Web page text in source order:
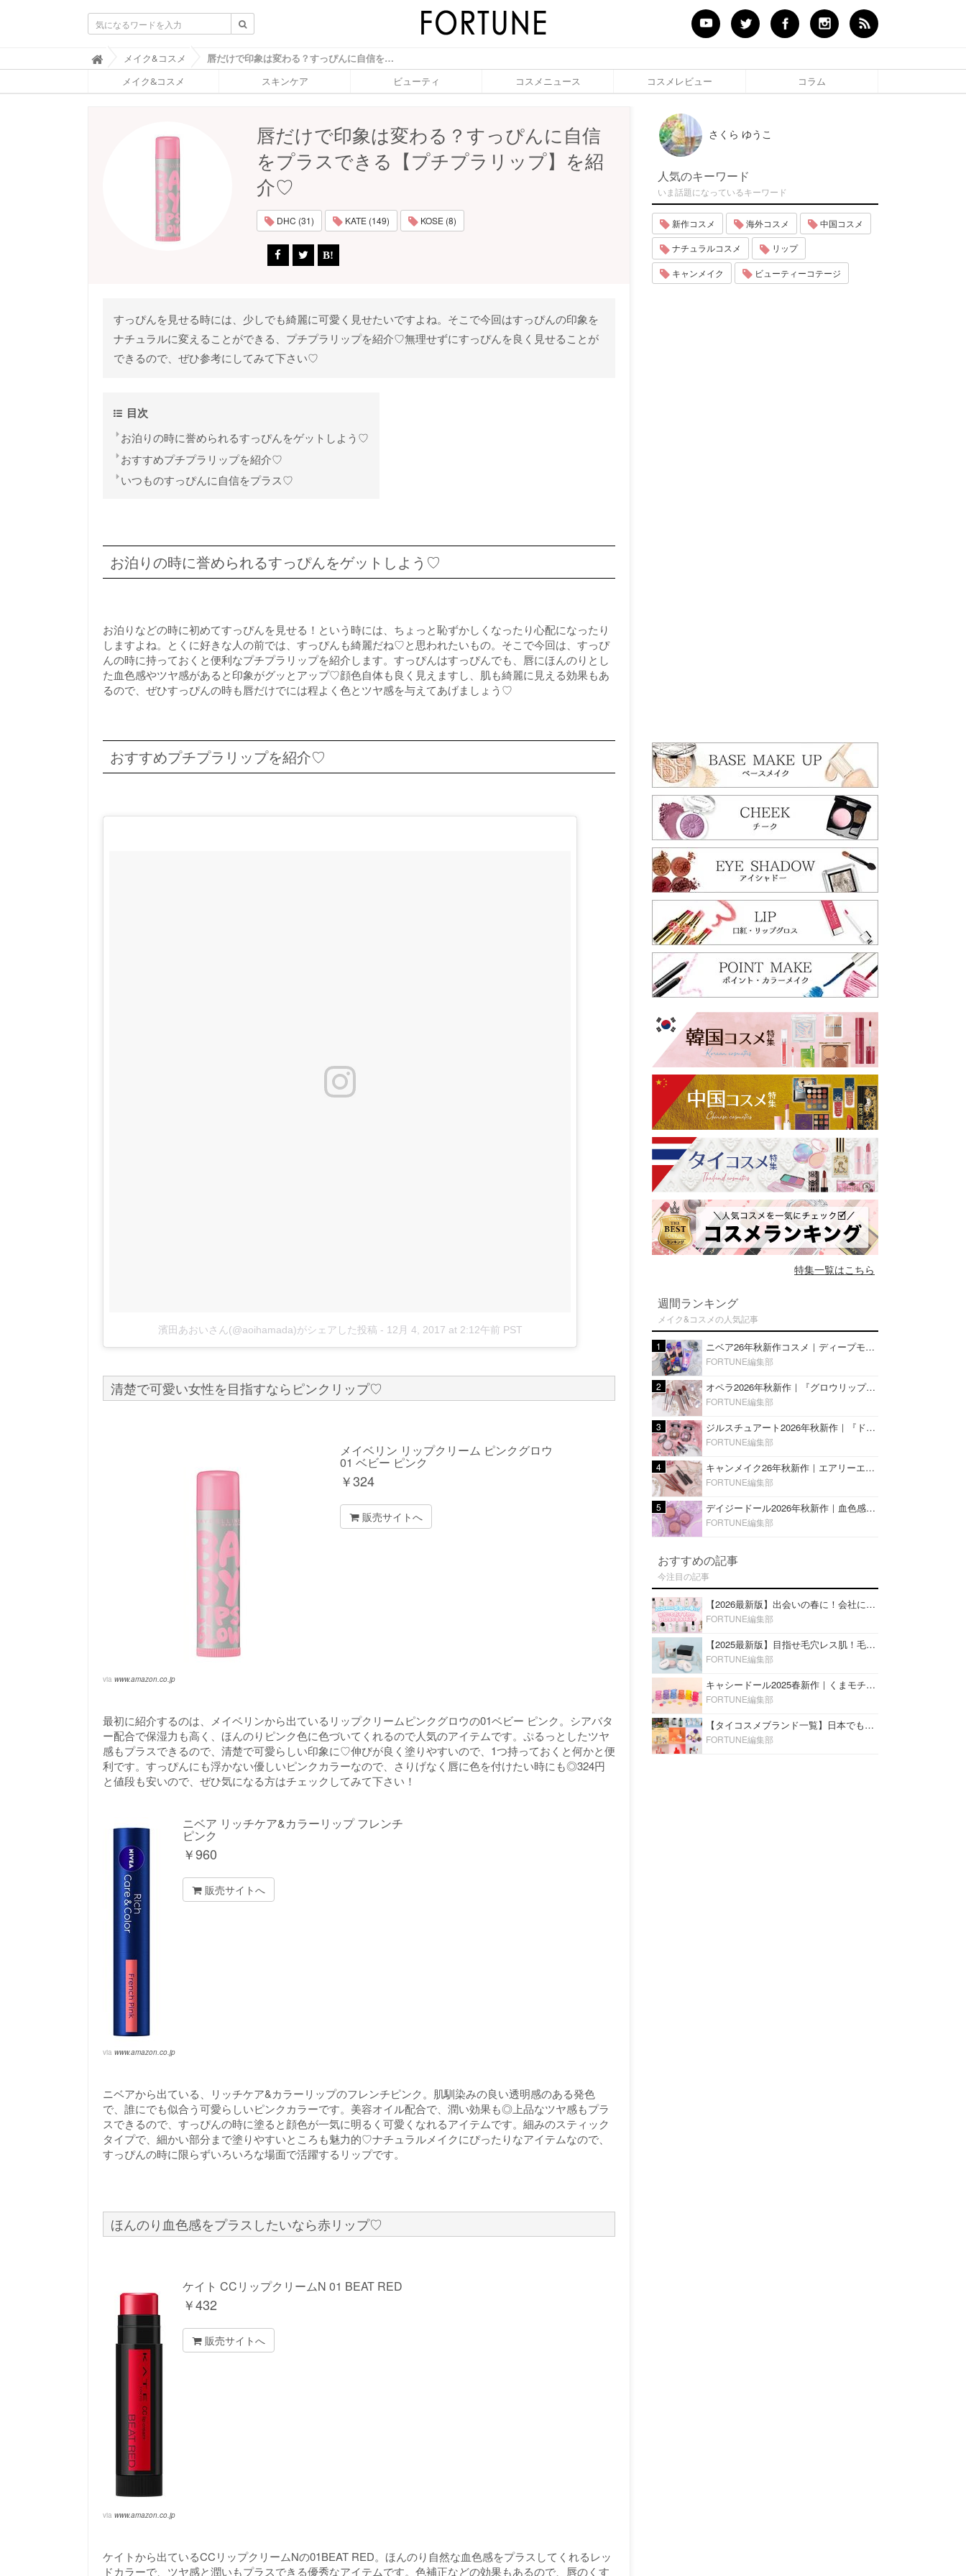
ふ
ぉ
ち
メイク&コスメ 唇だけで印象は変わる？すっぴんに自信をプラスできる【プチプラリップ】を紹介♡ - ふぉーちゅん(FORTUNE)
メイク&コスメ スキンケア ビューティ コスメニュース コスメレビュー コラム
唇だけで印象は変わる？すっぴんに自信
をプラスできる【プチプラリップ】を紹
介♡
DHC (31) KATE (149) KOSE (8)
すっぴんを見せる時には、少しでも綺麗に可愛く見せたいですよね。そこで今回はすっぴんの印象を
ナチュラルに変えることができる、プチプラリップを紹介♡無理せずにすっぴんを良く見せることが
できるので、ぜひ参考にしてみて下さい♡
目次
お泊りの時に誉められるすっぴんをゲットしよう♡
おすすめプチプラリップを紹介♡
いつものすっぴんに自信をプラス♡
お泊りの時に誉められるすっぴんをゲットしよう♡
お泊りなどの時に初めてすっぴんを見せる！という時には、ちょっと恥ずかしくなったり心配になったり
しますよね。とくに好きな人の前では、すっぴんも綺麗だね♡と思われたいもの。そこで今回は、すっぴ
んの時に持っておくと便利なプチプラリップを紹介します。すっぴんはすっぴんでも、唇にほんのりとし
た血色感やツヤ感があると印象がグッとアップ♡顔色自体も良く見えますし、肌も綺麗に見える効果もあ
るので、ぜひすっぴんの時も唇だけでには程よく色とツヤ感を与えてあげましょう♡
おすすめプチプラリップを紹介♡
濱田あおいさん(@aoihamada)がシェアした投稿 - 12月 4, 2017 at 2:12午前 PST
清楚で可愛い女性を目指すならピンクリップ♡
via www.amazon.co.jp
メイベリン リップクリーム ピンクグロウ
01 ベビー ピンク
￥324
販売サイトへ
最初に紹介するのは、メイベリンから出ているリップクリームピンクグロウの01ベビー ピンク。シアバタ
ー配合で保湿力も高く、ほんのりピンク色に色づいてくれるので人気のアイテムです。ぷるっとしたツヤ
感もプラスできるので、清楚で可愛らしい印象に♡伸びが良く塗りやすいので、1つ持っておくと何かと便
利です。すっぴんにも浮かない優しいピンクカラーなので、さりげなく唇に色を付けたい時にも◎324円
と値段も安いので、ぜひ気になる方はチェックしてみて下さい！
via www.amazon.co.jp
ニベア リッチケア&カラーリップ フレンチ
ピンク
￥960
販売サイトへ
ニベアから出ている、リッチケア&カラーリップのフレンチピンク。肌馴染みの良い透明感のある発色
で、誰にでも似合う可愛らしいピンクカラーです。美容オイル配合で、潤い効果も◎上品なツヤ感もプラ
スできるので、すっぴんの時に塗ると顔色が一気に明るく可愛くなれるアイテムです。細みのスティック
タイプで、細かい部分まで塗りやすいところも魅力的♡ナチュラルメイクにぴったりなアイテムなので、
すっぴんの時に限らずいろいろな場面で活躍するリップです。
ほんのり血色感をプラスしたいなら赤リップ♡
via www.amazon.co.jp
ケイト CCリップクリームN 01 BEAT RED
￥432
販売サイトへ
ケイトから出ているCCリップクリームNの01BEAT RED。ほんのり自然な血色感をプラスしてくれるレッ
ドカラーで、ツヤ感と潤いもプラスできる優秀なアイテムです。色補正などの効果もあるので、唇のくす
さくら ゆうこ
人気のキーワード
いま話題になっているキーワード
新作コスメ 海外コスメ 中国コスメ
ナチュラルコスメ リップ
キャンメイク ビューティーコテージ
特集一覧はこちら
週間ランキング
メイク&コスメの人気記事
1 ニベア26年秋新作コスメ｜ディープモイスチャーリップの美容液タイプや2in1ボディクリームスクラブも
FORTUNE編集部
2 オペラ2026年秋新作｜『グロウリップティント』の新色・限定色はローズジャムカラー♡全4色をレビュー
FORTUNE編集部
3 ジルスチュアート2026年秋新作｜『ドレスドブルーム アイズ』新色や限定ハイライト・リップをレビュー
FORTUNE編集部
4 キャンメイク26年秋新作｜エアリーエクステンションライナー＆カールスナイパーマスカラ新色をレビュー
FORTUNE編集部
5 デイジードール2026年秋新作｜血色感が可愛い♡『パウダー ブラッシュ ブルーム』新3色をレビュー
FORTUNE編集部
おすすめの記事
今注目の記事
【2026最新版】出会いの春に！会社にもおすすめの好印象な香水14選♡ビジネスの場での香水マナーも
FORTUNE編集部
【2025最新版】目指せ毛穴レス肌！毛穴を埋めて隠す「おすすめ部分用下地＆プライマー」ランキング♡
FORTUNE編集部
キャシードール2025春新作｜くまモチーフのミニリップ「シャイニーベア リップモイスト」をレビュー♡
FORTUNE編集部
【タイコスメブランド一覧】日本でも人気沸騰中の“タイコスメ”ブランド20選！
FORTUNE編集部